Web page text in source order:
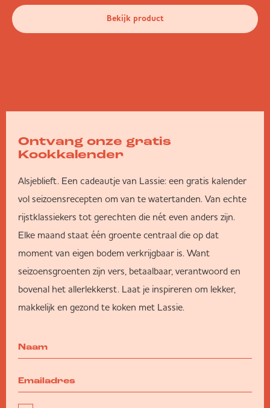
Bekijk product
Ontvang onze gratis
Kookkalender
Alsjeblieft. Een cadeautje van Lassie: een gratis kalender
vol seizoensrecepten om van te watertanden. Van echte
rijstklassiekers tot gerechten die nét even anders zijn.
Elke maand staat één groente centraal die op dat
moment van eigen bodem verkrijgbaar is. Want
seizoensgroenten zijn vers, betaalbaar, verantwoord en
bovenal het allerlekkerst. Laat je inspireren om lekker,
makkelijk en gezond te koken met Lassie.